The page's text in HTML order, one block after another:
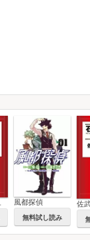
風都探偵
無料試し読み
佐